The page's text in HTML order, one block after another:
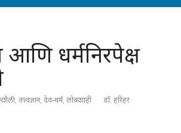
आणि धर्मनिरपेक्ष
,तत्त्वज्ञान,देव-धर्म,लोकशाही
डॉ. हरिहर